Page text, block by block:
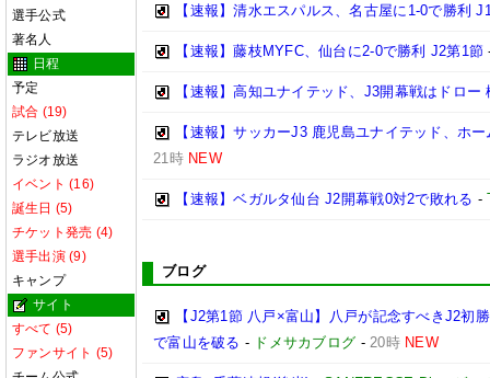
選手公式
著名人
日程
予定
試合 (19)
テレビ放送
ラジオ放送
イベント (16)
誕生日 (5)
チケット発売 (4)
選手出演 (9)
キャンプ
サイト
すべて (5)
ファンサイト (5)
【速報】清水エスパルス、名古屋に1-0で勝利
【速報】藤枝MYFC、仙台に2-0で勝利 J2第1節
【速報】高知ユナイテッド、J3開幕戦はドロ
【速報】サッカーJ3 鹿児島ユナイテッド、ホ
21時 NEW
【速報】ベガルタ仙台 J2開幕戦0対2で敗れる -
ブログ
【J2第1節 八戸×富山】八戸が記念すべきJ2初
で富山を破る - ドメサカブログ -20時 NEW